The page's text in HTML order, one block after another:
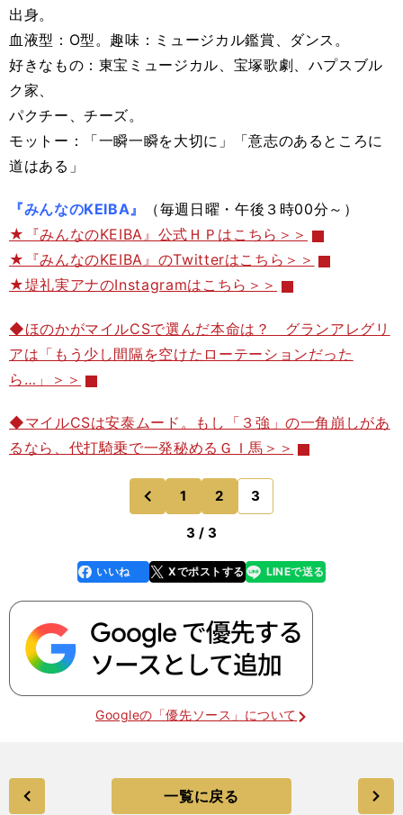
出身。
血液型：O型。趣味：ミュージカル鑑賞、ダンス。
好きなもの：東宝ミュージカル、宝塚歌劇、ハプスブル
ク家、
パクチー、チーズ。
モットー：「一瞬一瞬を大切に」「意志のあるところに
道はある」
『みんなのKEIBA』
（毎週日曜・午後３時00分～）
★『みんなのKEIBA』公式ＨＰはこちら＞＞
★『みんなのKEIBA』のTwitterはこちら＞＞
★堤礼実アナのInstagramはこちら＞＞
◆ほのかがマイルCSで選んだ本命は？ グランアレグリ
アは「もう少し間隔を空けたローテーションだった
ら…」＞＞
◆マイルCSは安泰ムード。もし「３強」の一角崩しがあ
るなら、代打騎乗で一発秘めるＧＩ馬＞＞
前
のページへ
1 2 3
3 / 3
faceboo
k
いいね Xでポストする
line LINEで送る
Googleの「優先ソース」について
一覧に戻る